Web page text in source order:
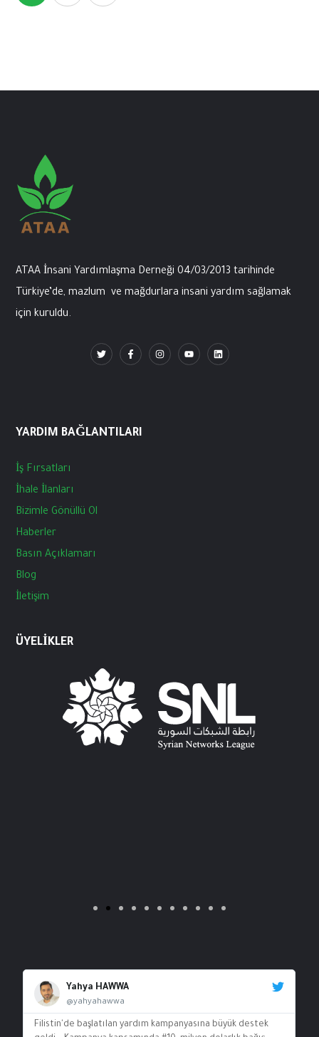
ATAA İnsani Yardımlaşma Derneği 04/03/2013tarihinde
Türkiye’de,mazlum ve mağdurlara insani yardım sağlamak
için kuruldu.
YARDIM BAĞLANTILARI
İş Fırsatları
İhale İlanları
Bizimle Gönüllü Ol
Haberler
Basın Açıklamarı
Blog
İletişim
ÜYELIKLER
Yahya HAWWA
@yahyahawwa
Filistin'de başlatılan yardım kampanyasına büyük destek